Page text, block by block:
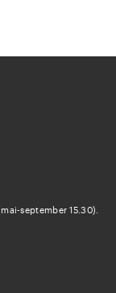
september 15.30).